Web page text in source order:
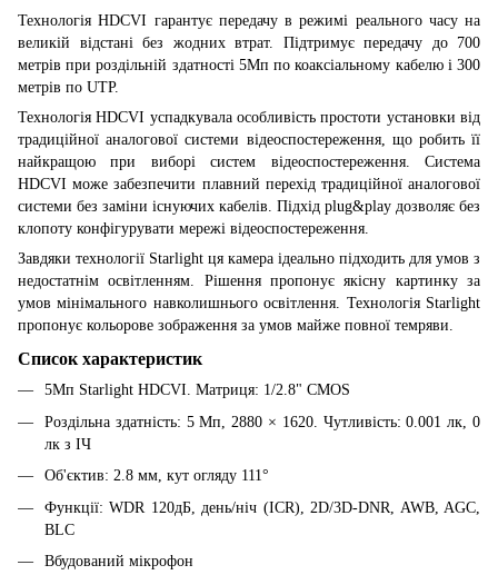
Технологія HDCVI гарантує передачу в режимі реального часу на
великій відстані без жодних втрат. Підтримує передачу до 700
метрів при роздільній здатності 5Мп по коаксіальному кабелю і 300
метрів по UTP.
Технологія HDCVI успадкувала особливість простоти установки від
традиційної аналогової системи відеоспостереження, що робить її
найкращою при виборі систем відеоспостереження. Система
HDCVI може забезпечити плавний перехід традиційної аналогової
системи без заміни існуючих кабелів. Підхід plug&play дозволяє без
клопоту конфігурувати мережі відеоспостереження.
Завдяки технології Starlight ця камера ідеально підходить для умов з
недостатнім освітленням. Рішення пропонує якісну картинку за
умов мінімального навколишнього освітлення. Технологія Starlight
пропонує кольорове зображення за умов майже повної темряви.
Список характеристик
5Мп Starlight HDCVI. Матриця: 1/2.8" CMOS
Роздільна здатність: 5 Мп, 2880 × 1620. Чутливість: 0.001 лк, 0
лк з ІЧ
Об'єктив: 2.8 мм, кут огляду 111°
Функції: WDR 120дБ, день/ніч (ICR), 2D/3D-DNR, AWB, AGC,
BLC
Вбудований мікрофон